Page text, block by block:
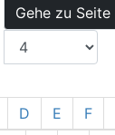
Gehe zu Seite
D E F